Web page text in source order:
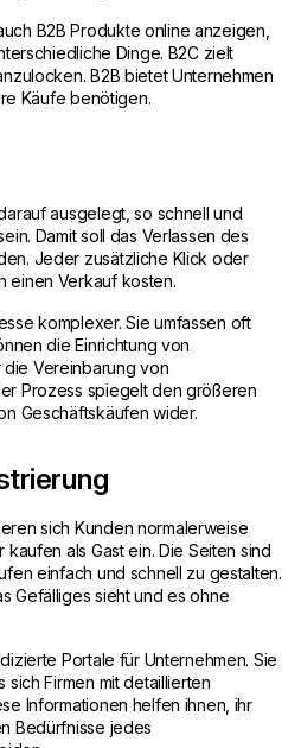
B2B Produkte online anzeigen,
Dinge. B2C zielt
B2B bietet Unternehmen
Käufe benötigen.
ausgelegt, so schnell und
Damit soll das Verlassen des
Jeder zusätzliche Klick oder
einen Verkauf kosten.
komplexer. Sie umfassen oft
die Einrichtung von
Vereinbarung von
Prozess spiegelt den größeren
Geschäftskäufen wider.
sich Kunden normalerweise
als Gast ein. Die Seiten sind
einfach und schnell zu gestalten.
Gefälliges sieht und es ohne
Portale für Unternehmen. Sie
Firmen mit detaillierten
Informationen helfen ihnen, ihr
Bedürfnisse jedes